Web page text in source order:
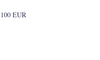
100 EUR